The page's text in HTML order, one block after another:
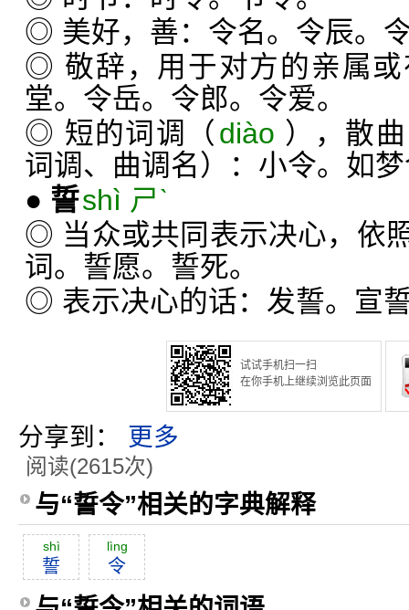
◎ 美好，善：令名。令辰。
◎ 敬辞，用于对方的亲属
堂。令岳。令郎。令爱。
◎ 短的词调（ diào ），散
词调、曲调名）：小令。如
● 誓shì ㄕˋ
◎ 当众或共同表示决心，依
词。誓愿。誓死。
◎ 表示决心的话：发誓。宣
试试手机扫一扫
在你手机上继续浏览此页面
分享到： 更多
阅读(2615次)
与“誓令”相关的字典解释
shì
誓
lìng
令